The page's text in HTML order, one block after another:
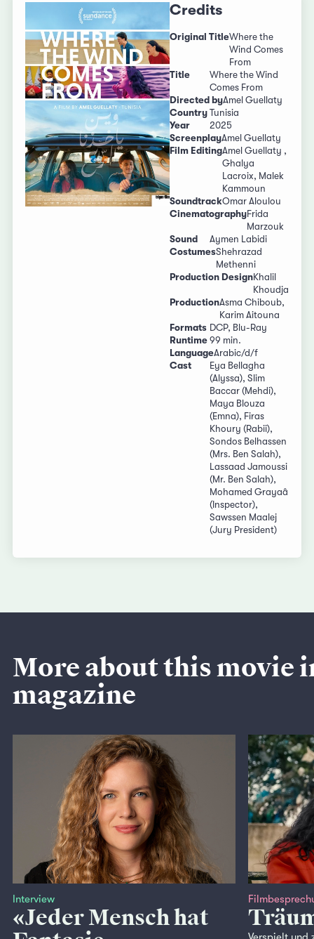
Credits
Original TitleWhere the
Wind Comes
From
Title
Where the Wind
Comes From
Directed byAmel Guellaty
Country Tunisia
Year
2025
ScreenplayAmel Guellaty
Film EditingAmel Guellaty ,
Ghalya
Lacroix, Malek
Kammoun
SoundtrackOmar Aloulou
CinematographyFrida
Marzouk
Sound
Aymen Labidi
CostumesShehrazad
Methenni
Production DesignKhalil
Khoudja
ProductionAsma Chiboub,
Karim Aitouna
Formats DCP, Blu-Ray
Runtime 99 min.
LanguageArabic/d/f
Cast
Eya Bellagha
(Alyssa), Slim
Baccar (Mehdi),
Maya Blouza
(Emna), Firas
Khoury (Rabii),
Sondos Belhassen
(Mrs. Ben Salah),
Lassaad Jamoussi
(Mr. Ben Salah),
Mohamed Grayaâ
(Inspector),
Sawssen Maalej
(Jury President)
More about this movie
magazine
Interview
«Jeder Mensch hat